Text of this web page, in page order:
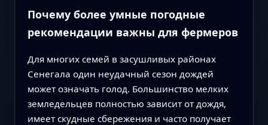
Почему более умные погодные
рекомендации важны для фермеров
Для многих семей в засушливых районах
Сенегала один неудачный сезон дождей
может означать голод. Большинство мелких
земледельцев полностью зависит от дождя,
имеет скудные сбережения и часто получает